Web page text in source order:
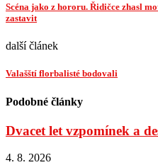
Scéna jako z hororu. Řidičce zhasl
zastavit
další článek
Valašští florbalisté bodovali
Podobné články
Dvacet let vzpomínek a
4. 8. 2026